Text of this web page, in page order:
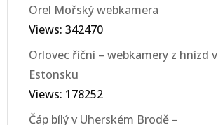
Orel Mořský webkamera
Views: 342470
Orlovec říční – webkamery z hnízd v
Estonsku
Views: 178252
Čáp bílý v Uherském Brodě –